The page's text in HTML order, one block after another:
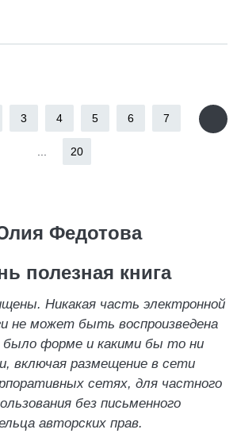
3 4 5 6 7
20
Федотова
полезная книга
Никакая часть электронной
не может быть воспроизведена
было форме и какими бы то ни
включая размещение в сети
сетях, для частного
без письменного
авторских прав.